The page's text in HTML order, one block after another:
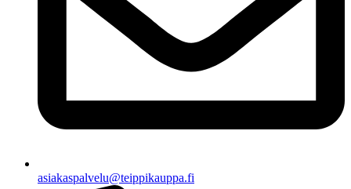
asiakaspalvelu@teippikauppa.fi